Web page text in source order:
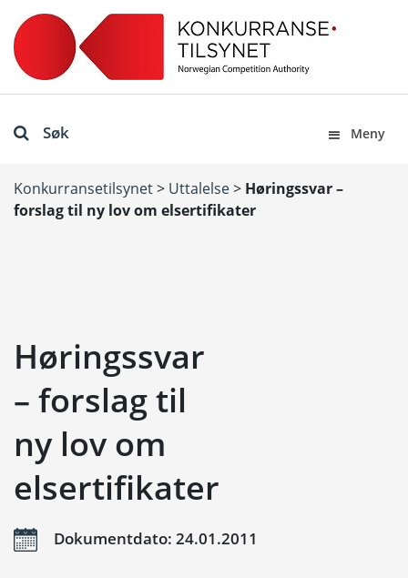
Søk Meny
Konkurransetilsynet> Uttalelse> Høringssvar –
forslag til ny lov om elsertifikater
Høringssvar
– forslag til
ny lov om
elsertifikater
Dokumentdato: 24.01.2011